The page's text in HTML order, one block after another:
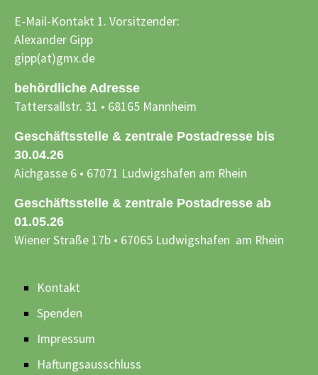
E-Mail-Kontakt 1. Vorsitzender:
Alexander Gipp
gipp(at)gmx.de
behördliche Adresse
Tattersallstr. 31 • 68165 Mannheim
Geschäftsstelle & zentrale Postadresse bis
30.04.26
Aichgasse 6 • 67071 Ludwigshafen am Rhein
Geschäftsstelle & zentrale Postadresse ab
01.05.26
Wiener Straße 17b • 67065 Ludwigshafen am Rhein
Kontakt
Spenden
Impressum
Haftungsausschluss